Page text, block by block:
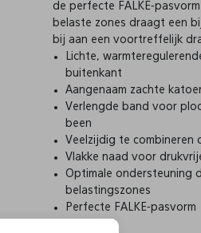
de perfecte FALKE-
belaste zones draagt een
bij aan een voortreffelijk
Lichte,
buitenkant
Aangenaam zachte
Verlengde band voor
been
Veelzijdig te combineren
Vlakke naad voor
Optimale ondersteuning
belastingszones
Perfecte FALKE-pasvorm